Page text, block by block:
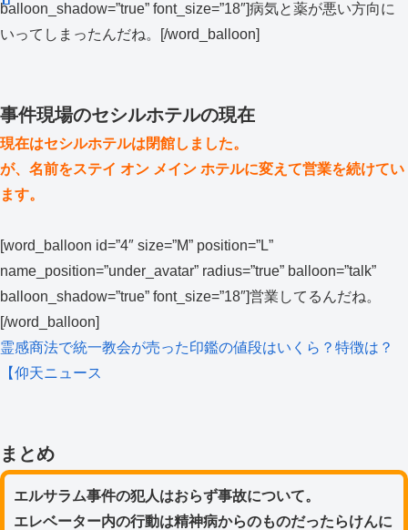
balloon_shadow=”true” font_size=”18″]病気と薬が悪い方向に
いってしまったんだね。[/word_balloon]
事件現場のセシルホテルの現在
現在はセシルホテルは閉館しました。
が、名前をステイ オン メイン ホテルに変えて営業を続けてい
ます。
[word_balloon id=”4″ size=”M” position=”L”
name_position=”under_avatar” radius=”true” balloon=”talk”
balloon_shadow=”true” font_size=”18″]営業してるんだね。
[/word_balloon]
霊感商法で統一教会が売った印鑑の値段はいくら？特徴は？
【仰天ニュース
まとめ
エルサラム事件の犯人はおらず事故について。
エレベーター内の行動は精神病からのものだったらけんに